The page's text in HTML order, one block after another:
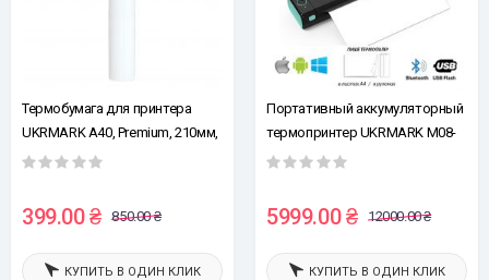
Термобумага для принтера
UKRMARK A40, Premium, 210мм,
рулон, хранение изображения
399.00 ₴ 850.00 ₴
КУПИТЬ В ОДИН КЛИК
Портативный аккумуляторный
термопринтер UKRMARK M08-
BK для печати на термобумаге
Bluetooth/USB, черный
5999.00 ₴ 12000.00 ₴
КУПИТЬ В ОДИН КЛИК